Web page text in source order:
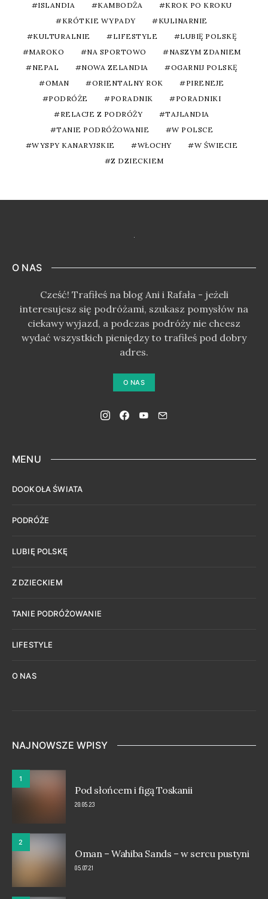
ISLANDIA
KAMBODŻA
KROK PO KROKU
KRÓTKIE WYPADY
KULINARNIE
KULTURALNIE
LIFESTYLE
LUBIĘ POLSKĘ
MAROKO
NA SPORTOWO
NASZYM ZDANIEM
NEPAL
NOWA ZELANDIA
OGARNIJ POLSKĘ
OMAN
ORIENTALNY ROK
PIRENEJE
PODRÓŻE
PORADNIK
PORADNIKI
RELACJE Z PODRÓŻY
TAJLANDIA
TANIE PODRÓŻOWANIE
W POLSCE
WYSPY KANARYJSKIE
WŁOCHY
W ŚWIECIE
Z DZIECKIEM
O NAS
Cześć! Trafiłeś na blog Ani i Rafała - jeżeli
interesujesz się podróżami, szukasz pomysłów na
ciekawy wyjazd, a podczas podróży nie chcesz
wydać wszystkich pieniędzy to trafiłeś pod dobry
adres.
O NAS
MENU
DOOKOŁA ŚWIATA
PODRÓŻE
LUBIĘ POLSKĘ
Z DZIECKIEM
TANIE PODRÓŻOWANIE
LIFESTYLE
O NAS
NAJNOWSZE WPISY
1
Pod słońcem i figą Toskanii
20.05.23
2
Oman – Wahiba Sands – w sercu pustyni
05.07.21